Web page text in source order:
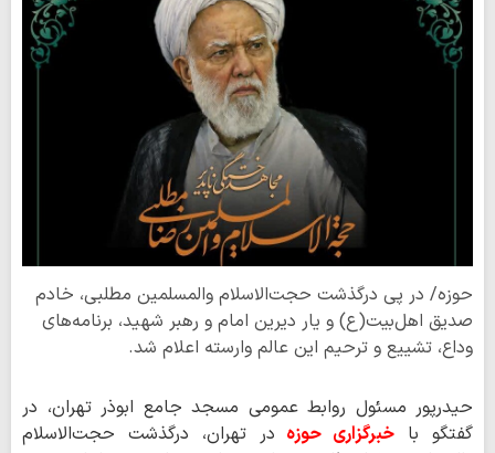
حوزه/ در پی درگذشت حجت‌الاسلام والمسلمین مطلبی، خادم
صدیق اهل‌بیت(ع) و یار دیرین امام و رهبر شهید، برنامه‌های
وداع، تشییع و ترحیم این عالم وارسته اعلام شد.
حیدرپور مسئول روابط عمومی مسجد جامع ابوذر تهران، در
گفتگو با خبرگزاری حوزه در تهران، درگذشت حجت‌الاسلام